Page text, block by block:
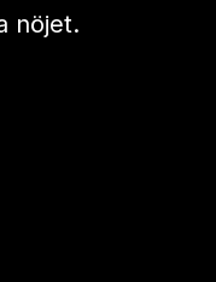
nöjet.